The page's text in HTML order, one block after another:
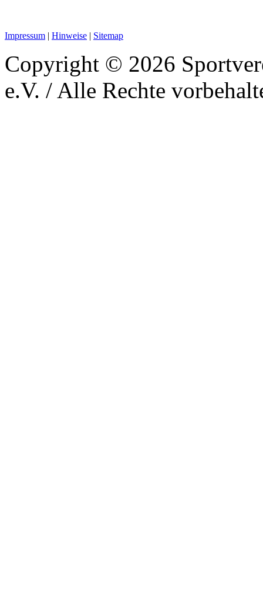
Impressum | Hinweise | Sitemap
Copyright © 2026
e.V. / Alle Rechte